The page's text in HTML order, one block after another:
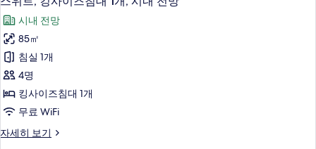
전
망
(Grand)
사
진
모
두
대
2
개,
항
구
전
망
(Grand)
세
위
트,
킹
사
이
즈
침
대
시내 전망
85㎡
침실 1개
4명
킹사이즈침대 1개
무료 WiFi
자세히 보기
스